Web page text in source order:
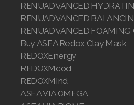
RENUADVANCED
RENUADVANCED
RENUADVANCED FOAMING
Buy ASEA Redox Clay Mask
REDOXEnergy
REDOXMood
REDOXMind
ASEA VIA OMEGA
Join ASEA Singapore (English)
Join ASEA Slovenia (Slovenščina)
Join ASEA Spain (Español)
Join ASEA Sweden (Svenska)